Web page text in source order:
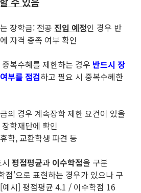
장학금: 전공 진입 예정인 경우 반
자격 충족 여부 확인
복수혜를 제한하는 경우 반드시 장
부를 점검하고 필요 시 중복수혜한
의 경우 계속장학 제한 요건이 있을
학재단에 확인
학, 교환학생 파견 등
평점평균과 이수학점을 구분
점'으로 표현하는 경우가 있으나 구
시] 평점평균 4.1 / 이수학점 16